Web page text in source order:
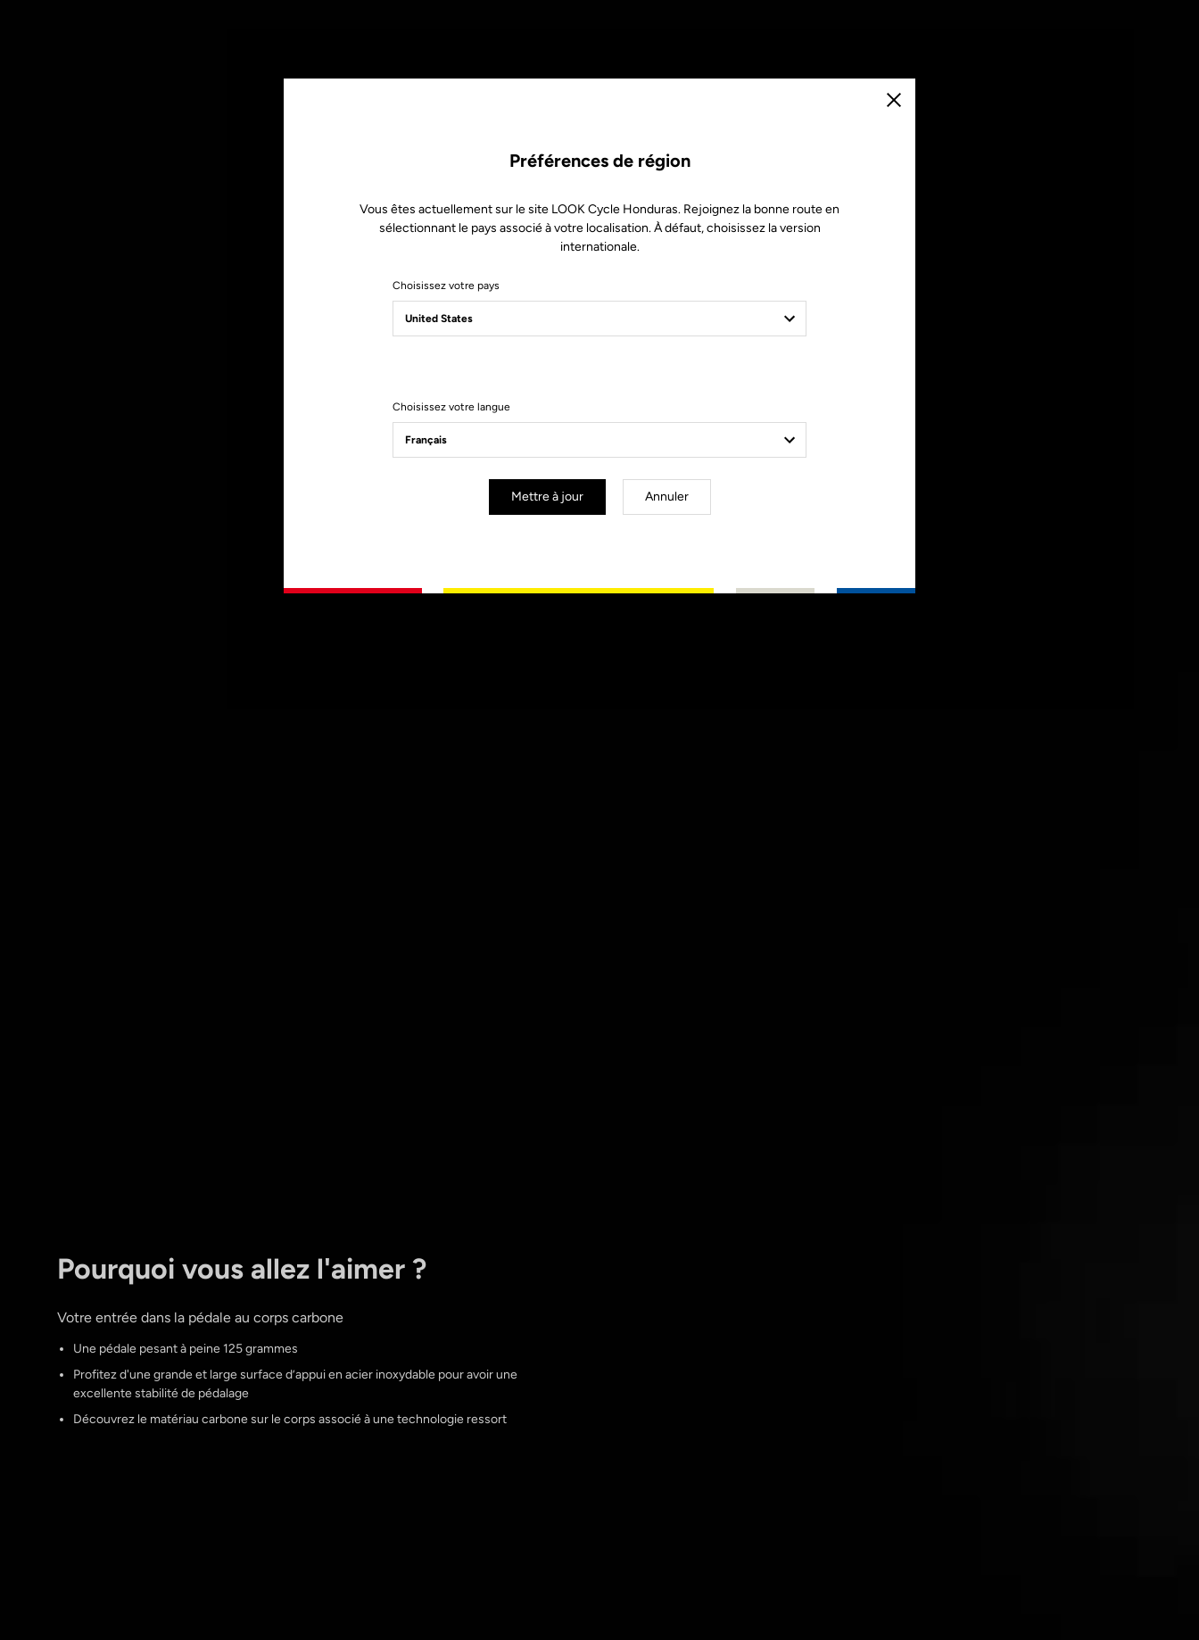
Pourquoi vous allez l'aimer ?
Votre entrée dans la pédale au corps carbone
Une pédale pesant à peine 125 grammes
Profitez d'une grande et large surface d’appui en acier inoxydable pour avoir une
excellente stabilité de pédalage
Découvrez le matériau carbone sur le corps associé à une technologie ressort
Fermer
Préférences de région
Vous êtes actuellement sur le site LOOK Cycle Honduras. Rejoignez la bonne route en
sélectionnant le pays associé à votre localisation. À défaut, choisissez la version
internationale.
Choisissez votre pays
Choisissez votre langue
Mettre à jour Annuler